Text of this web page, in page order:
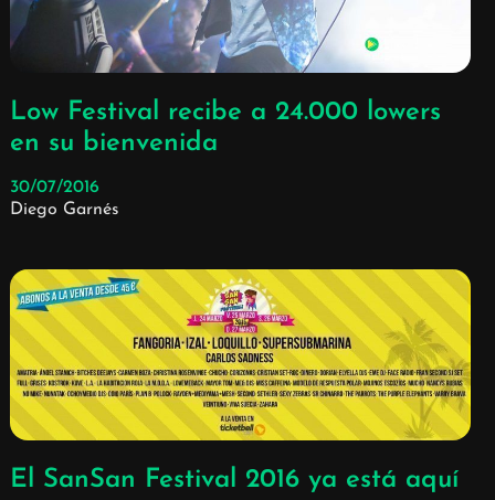
Low Festival recibe a 24.000 lowers
en su bienvenida
30/07/2016
Diego Garnés
El SanSan Festival 2016 ya está aquí